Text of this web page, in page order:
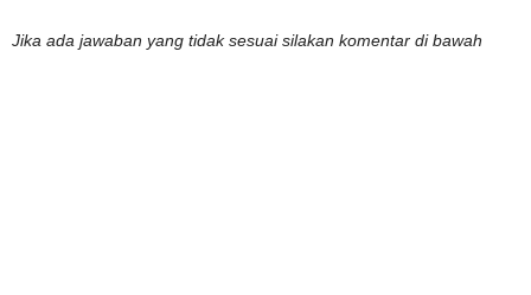
Jika ada jawaban yang tidak sesuai silakan komentar di bawah